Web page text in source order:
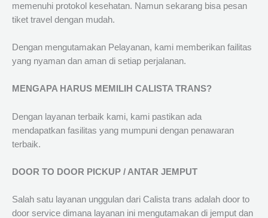
memenuhi protokol kesehatan. Namun sekarang bisa pesan
tiket travel dengan mudah.
Dengan mengutamakan Pelayanan, kami memberikan failitas
yang nyaman dan aman di setiap perjalanan.
MENGAPA HARUS MEMILIH CALISTA TRANS?
Dengan layanan terbaik kami, kami pastikan ada
mendapatkan fasilitas yang mumpuni dengan penawaran
terbaik.
DOOR TO DOOR PICKUP / ANTAR JEMPUT
Salah satu layanan unggulan dari Calista trans adalah door to
door service dimana layanan ini mengutamakan di jemput dan